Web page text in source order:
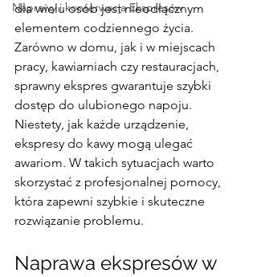
Naprawy i konserwacja Ekspresów
dla wielu osób jest nieodłącznym
elementem codziennego życia.
Zarówno w domu, jak i w miejscach
pracy, kawiarniach czy restauracjach,
sprawny ekspres gwarantuje szybki
dostęp do ulubionego napoju.
Niestety, jak każde urządzenie,
ekspresy do kawy mogą ulegać
awariom. W takich sytuacjach warto
skorzystać z profesjonalnej pomocy,
która zapewni szybkie i skuteczne
rozwiązanie problemu.
Naprawa ekspresów w